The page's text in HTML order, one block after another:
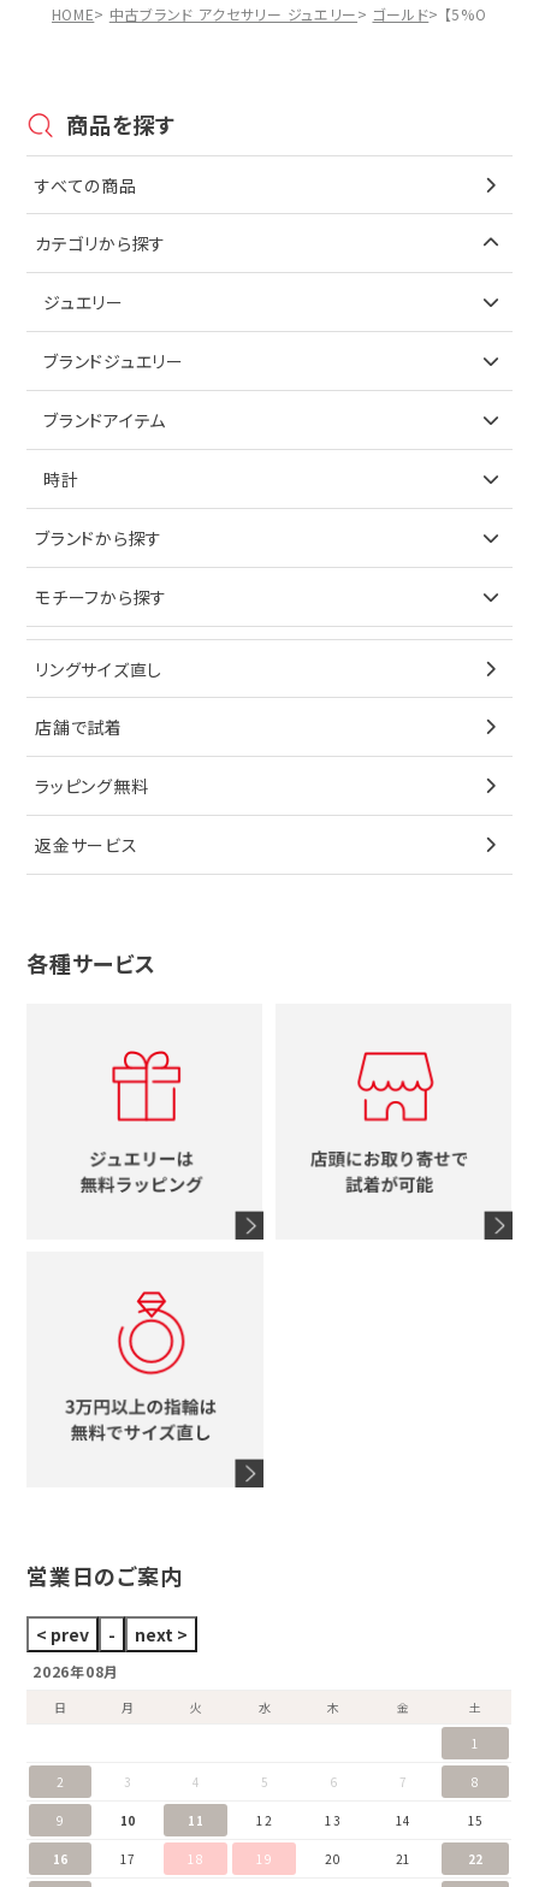
HOME 中古ブランド アクセサリー ジュエリー ゴールド 【5%OFF】
商品を探す
すべての商品
カテゴリから探す
ジュエリー
アイテムで探す
ブレスレット
ペンダントトップ
ブローチ
その他
ノーブランドジュエリーをすべて見る
ブランドジュエリー
アイテムで探す
イヤリング
ブレスレット
ペンダントトップ
ブローチ
その他
ティファニー
ブルガリ
グッチ
スタージュエリー
ウノアエレ
ブランドアイテム
アイテムで探す
キーケース
サングラス
シューズ
香水
シャネル
コーチ
ブランドアイテムをすべて見る
時計
ブランドで探す
オメガ
シャネル
タグホイヤー
カルティエ
セイコー
メンズ時計
時計をすべて見る
ブランドから探す
ティファニー
ブルガリ
カルティエ
ウノアエレ
4℃
グッチ
ルイヴィトン
エルメス
シャネル
タグホイヤー
モチーフから探す
星
リボン
花
十字架
イニシャル
リングサイズ直し
店舗で試着
ラッピング無料
返金サービス
各種サービス
営業日のご案内
2026年08月
日 月 火 水 木 金
土
1
2 3 4 5 6 7 8
9 10 11 12 13 14 15
16 17 18 19 20 21 22